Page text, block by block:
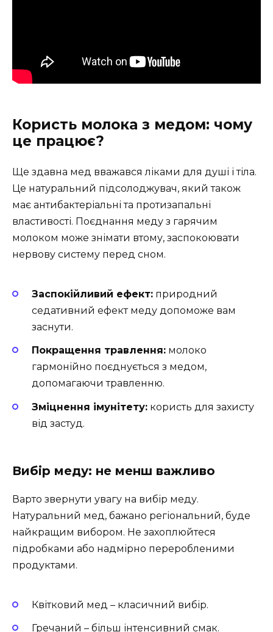
Користь молока з медом: чому
це працює?
Ще здавна мед вважався ліками для душі і тіла.
Це натуральний підсолоджувач, який також
має антибактеріальні та протизапальні
властивості. Поєднання меду з гарячим
молоком може знімати втому, заспокоювати
нервову систему перед сном.
Заспокійливий ефект: природний
седативний ефект меду допоможе вам
заснути.
Покращення травлення: молоко
гармонійно поєднується з медом,
допомагаючи травленню.
Зміцнення імунітету: користь для захисту
від застуд.
Вибір меду: не менш важливо
Варто звернути увагу на вибір меду.
Натуральний мед, бажано регіональний, буде
найкращим вибором. Не захоплюйтеся
підробками або надмірно переробленими
продуктами.
Квітковий мед – класичний вибір.
Гречаний – більш інтенсивний смак.